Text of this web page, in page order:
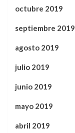
octubre 2019
septiembre 2019
agosto 2019
julio 2019
junio 2019
mayo 2019
abril 2019